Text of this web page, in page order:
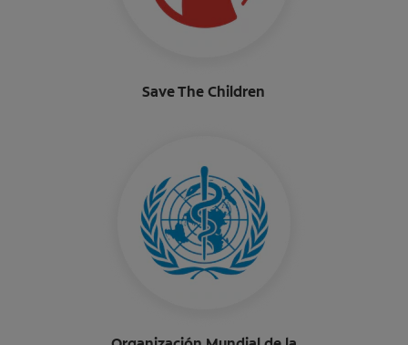
Save The Children